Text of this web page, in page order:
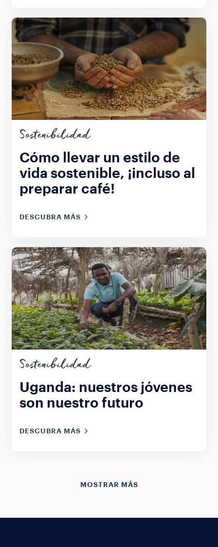
Sostenibilidad
Cómo llevar un estilo de
vida sostenible, ¡incluso al
preparar café!
DESCUBRA MÁS
Sostenibilidad
Uganda: nuestros jóvenes
son nuestro futuro
DESCUBRA MÁS
MOSTRAR MÁS